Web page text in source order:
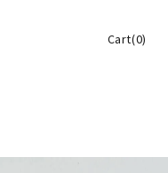
Cart(0)